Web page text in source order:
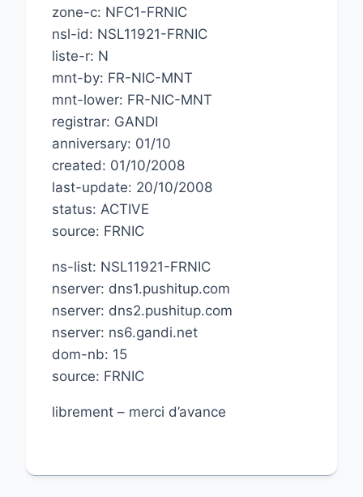
zone-c: NFC1-FRNIC
nsl-id: NSL11921-FRNIC
liste-r: N
mnt-by: FR-NIC-MNT
mnt-lower: FR-NIC-MNT
registrar: GANDI
anniversary: 01/10
created: 01/10/2008
last-update: 20/10/2008
status: ACTIVE
source: FRNIC
ns-list: NSL11921-FRNIC
nserver: dns1.pushitup.com
nserver: dns2.pushitup.com
nserver: ns6.gandi.net
dom-nb: 15
source: FRNIC
librement – merci d’avance